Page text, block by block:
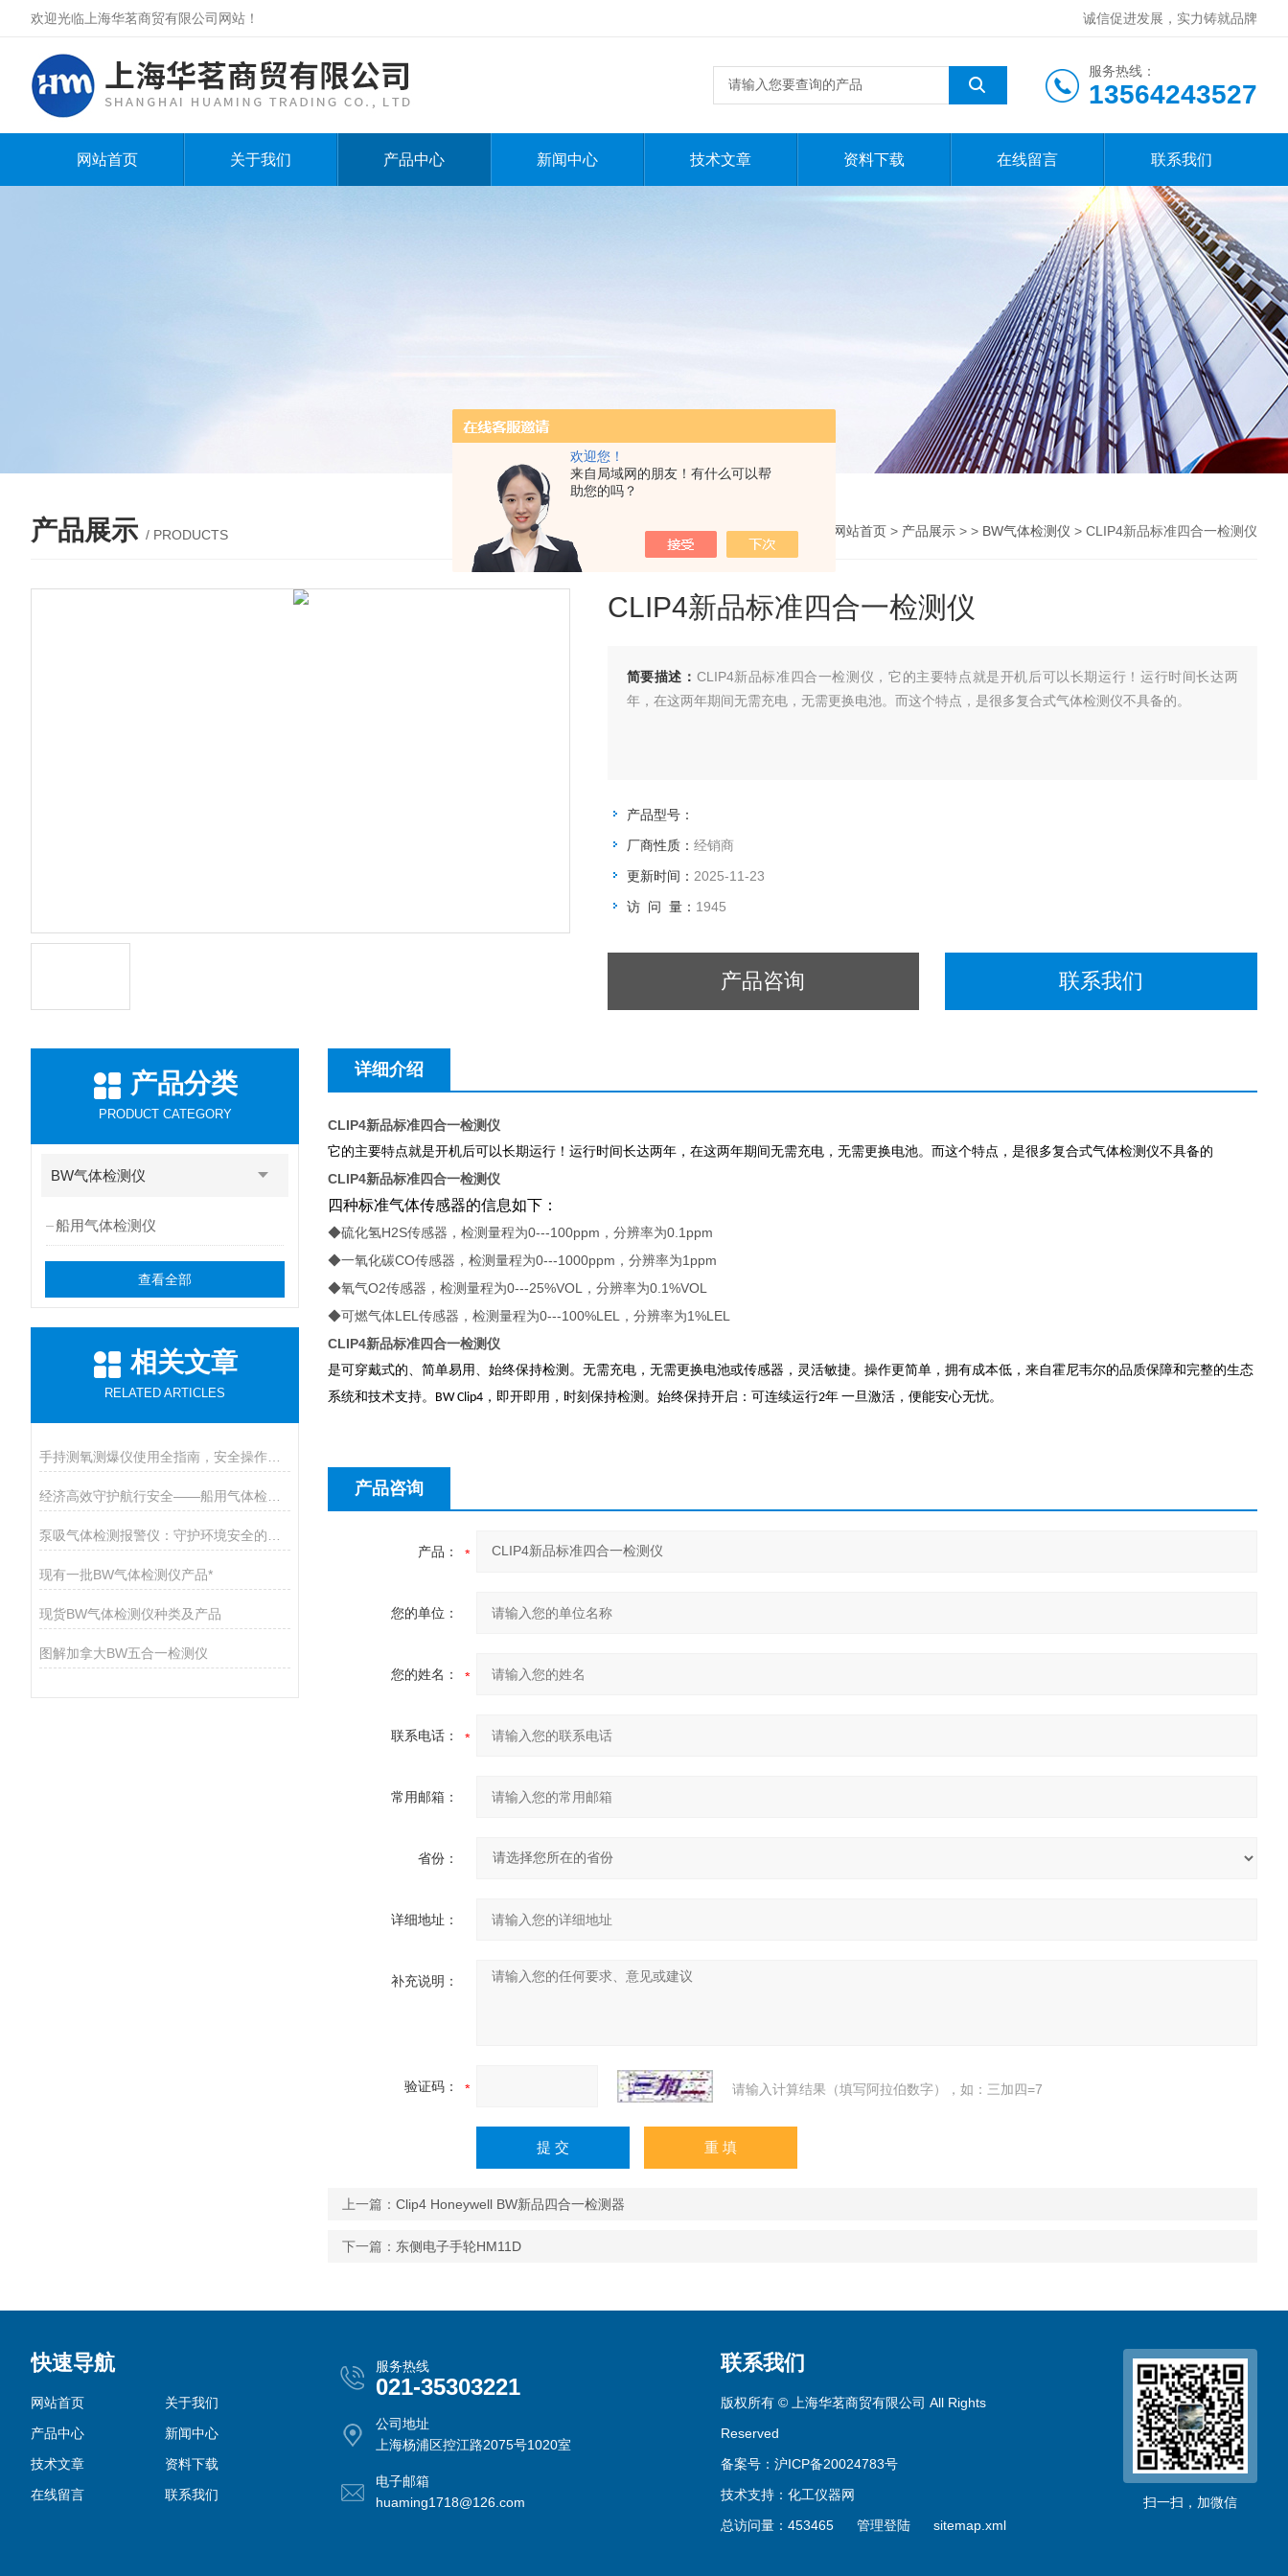
欢迎您！
来自局域网的朋友！有什么可以帮
助您的吗？
欢迎光临上海华茗商贸有限公司网站！ 诚信促进发展，实力铸就品牌
服务热线：
13564243527
网站首页 关于我们 产品中心 新闻中心 技术文章 资料下载 在线留言 联系我们
产品展示 / PRODUCTS 您的位置： 网站首页 > 产品展示 > > BW气体检测仪 > CLIP4新品标准四合一检测仪
CLIP4新品标准四合一检测仪
简要描述： CLIP4新品标准四合一检测仪，它的主要特点就是开机后可以长期运行！运行时间长达两
年，在这两年期间无需充电，无需更换电池。而这个特点，是很多复合式气体检测仪不具备的。
产品型号：
厂商性质： 经销商
更新时间： 2025-11-23
访 问 量： 1945
产品咨询 联系我们
产品分类
PRODUCT CATEGORY
BW气体检测仪
船用气体检测仪
查看全部
相关文章
RELATED ARTICLES
现有一批BW气体检测仪产品*
现货BW气体检测仪种类及产品
图解加拿大BW五合一检测仪
详细介绍
CLIP4新品标准四合一检测仪
它的主要特点就是开机后可以长期运行！运行时间长达两年，在这两年期间无需充电，无需更换电池。而这个特点，是很多复合式气体检测仪不具备的
CLIP4新品标准四合一检测仪
四种标准气体传感器的信息如下：
◆硫化氢H2S传感器，检测量程为0---100ppm ，分辨率为0.1ppm
◆一氧化碳CO传感器，检测量程为0---1000ppm ，分辨率为1ppm
◆氧气O2传感器，检测量程为0---25%VOL ，分辨率为0.1%VOL
◆可燃气体LEL 传感器，检测量程为0---100%LEL ，分辨率为1%LEL
CLIP4新品标准四合一检测仪
是可穿戴式的、简单易用、始终保持检测。无需充电，无需更换电池或传感器，灵活敏捷。操作更简单，拥有成本低，来自霍尼韦尔的品质保障和完整的生态
系统和技术支持。 BW Clip4 ，即开即用，时刻保持检测。始终保持开启：可连续运行2年 一旦激活，便能安心无忧。
产品咨询
产品：
您的单位：
您的姓名：
联系电话：
常用邮箱：
省份：
详细地址：
补充说明：
验证码： 请输入计算结果（填写阿拉伯数字），如：三加四=7
上一篇： Clip4 Honeywell BW新品四合一检测器
下一篇： 东侧电子手轮HM11D
快速导航
网站首页
关于我们
产品中心
新闻中心
技术文章
资料下载
在线留言
联系我们
服务热线
021-35303221
公司地址
上海杨浦区控江路2075号1020室
电子邮箱
huaming1718@126.com
联系我们
版权所有 © 上海华茗商贸有限公司 All Rights
Reserved
备案号：沪ICP备20024783号
技术支持： 化工仪器网
总访问量：453465 管理登陆 sitemap.xml
扫一扫，加微信